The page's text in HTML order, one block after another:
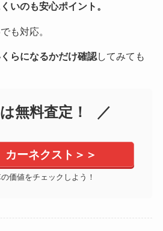
いのも安心ポイント。
も対応。
らになるかだけ確認してみても
無料査定！
カーネクスト＞＞
価値をチェックしよう！